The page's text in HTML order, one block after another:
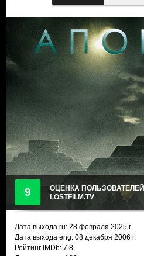
9
ОЦЕНКА ПОЛЬЗОВАТЕЛЕЙ
LOSTFILM.TV
Дата выхода ru: 28 февраля 2025 г.
Дата выхода eng: 08 декабря 2006 г.
Рейтинг IMDb: 7.8